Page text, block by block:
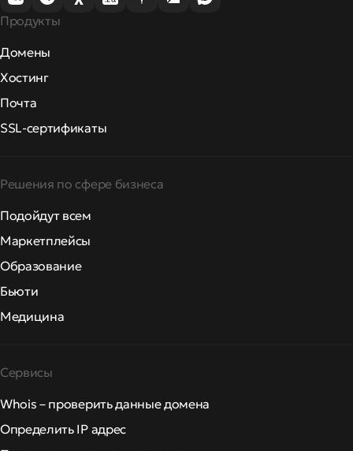
Продукты
Домены
Хостинг
Почта
SSL-сертификаты
Решения по сфере бизнеса
Подойдут всем
Маркетплейсы
Образование
Бьюти
Медицина
Сервисы
Whois – проверить данные домена
Определить IP адрес